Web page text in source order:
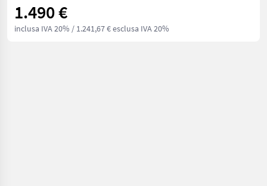
1.490 €
inclusa IVA 20% / 1.241,67 € esclusa IVA 20%